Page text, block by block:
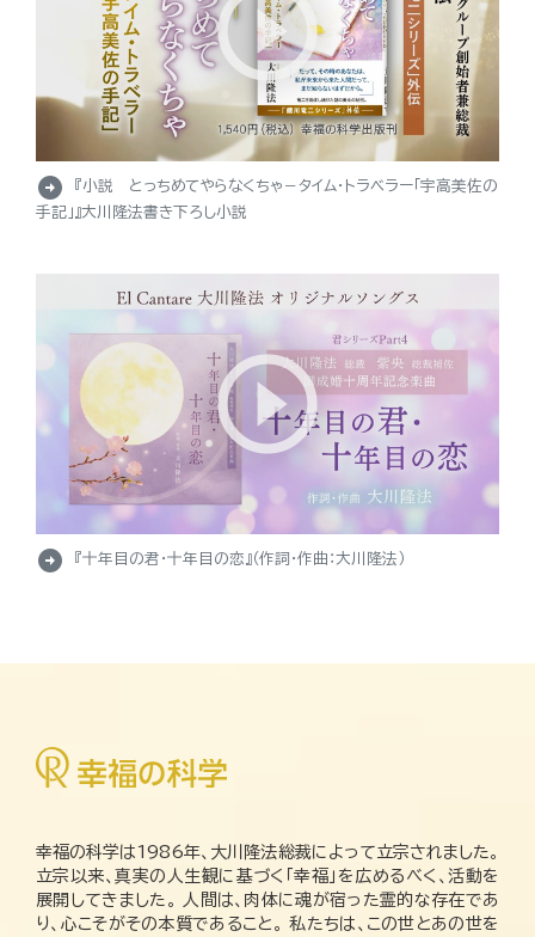
arrow_circle_right
『小説 とっちめてやらなくちゃ－タイム・トラベラー「宇高美佐の
手記」』大川隆法書き下ろし小説
arrow_circle_right 『十年目の君・十年目の恋』（作詞・作曲：大川隆法）
幸福の科学は1986年、大川隆法総裁によって立宗されました。
立宗以来、真実の人生観に基づく「幸福」を広めるべく、活動を
展開してきました。 人間は、肉体に魂が宿った霊的な存在であ
り、心こそがその本質であること。 私たちは、この世とあの世を